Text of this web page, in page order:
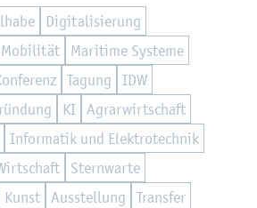
Di­gi­ta­li­sie­rung
Mo­bi­li­tät
Ma­ri­ti­me Sys­te­me
Ta­gung
IDW
KI Agrar­wirt­schaft
In­for­ma­tik und Elek­tro­tech­nik
Stern­war­te
Kunst Aus­stel­lung
Trans­fer